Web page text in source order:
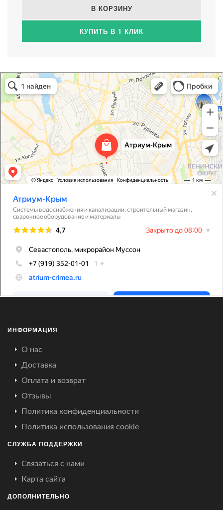
В КОРЗИНУ
КУПИТЬ В 1 КЛИК
Атриум-Крым
Системы водоснабжения, отопления, канализации в Севастополе
Снабжение строительных объектов в Севастополе
ИНФОРМАЦИЯ
О нас
Доставка
Оплата и возврат
Отзывы
Политика конфиденциальности
Политика использования cookie
СЛУЖБА ПОДДЕРЖКИ
Связаться с нами
Карта сайта
ДОПОЛНИТЕЛЬНО